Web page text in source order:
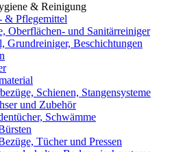
& Reinigung
& Pflegemittel
Oberflächen- und Sanitärreiniger
Grundreiniger, Beschichtungen
Schienen, Stangensysteme
und Zubehör
Schwämme
Tücher und Pressen